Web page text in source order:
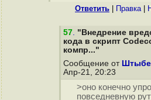
Ответить Правка|
57. "Внедрение
кода в скрипт
компр..."
Сообщение от
Апр-21, 20:23
>оно конечно
повседневную